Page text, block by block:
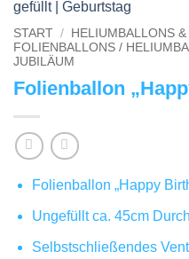
START / HELIUMBALLONS
FOLIENBALLONS /
JUBILÄUM
Folienballon
Folienballon „Happy
Ungefüllt ca. 45cm
Selbstschließendes